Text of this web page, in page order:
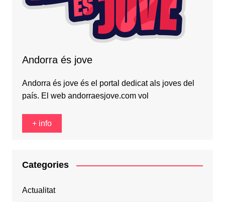
Andorra és jove
Andorra és jove és el portal dedicat als joves del
país. El web andorraesjove.com vol
+ info
Categories
Actualitat